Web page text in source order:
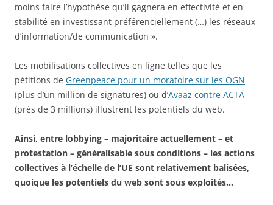
moins faire l’hypothèse qu’il gagnera en effectivité et en
stabilité en investissant préférenciellement (…) les réseaux
d’information/de communication ».
Les mobilisations collectives en ligne telles que les
pétitions de Greenpeace pour un moratoire sur les OGN
(plus d’un million de signatures) ou d’Avaaz contre ACTA
(près de 3 millions) illustrent les potentiels du web.
Ainsi, entre lobbying – majoritaire actuellement – et
protestation – généralisable sous conditions – les actions
collectives à l’échelle de l’UE sont relativement balisées,
quoique les potentiels du web sont sous exploités…